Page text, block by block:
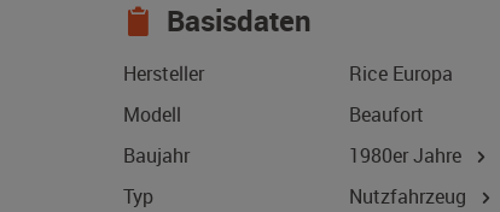
Basisdaten
Hersteller
Rice Europa
Modell
Beaufort
Baujahr
1980er Jahre
Typ
Nutzfahrzeug